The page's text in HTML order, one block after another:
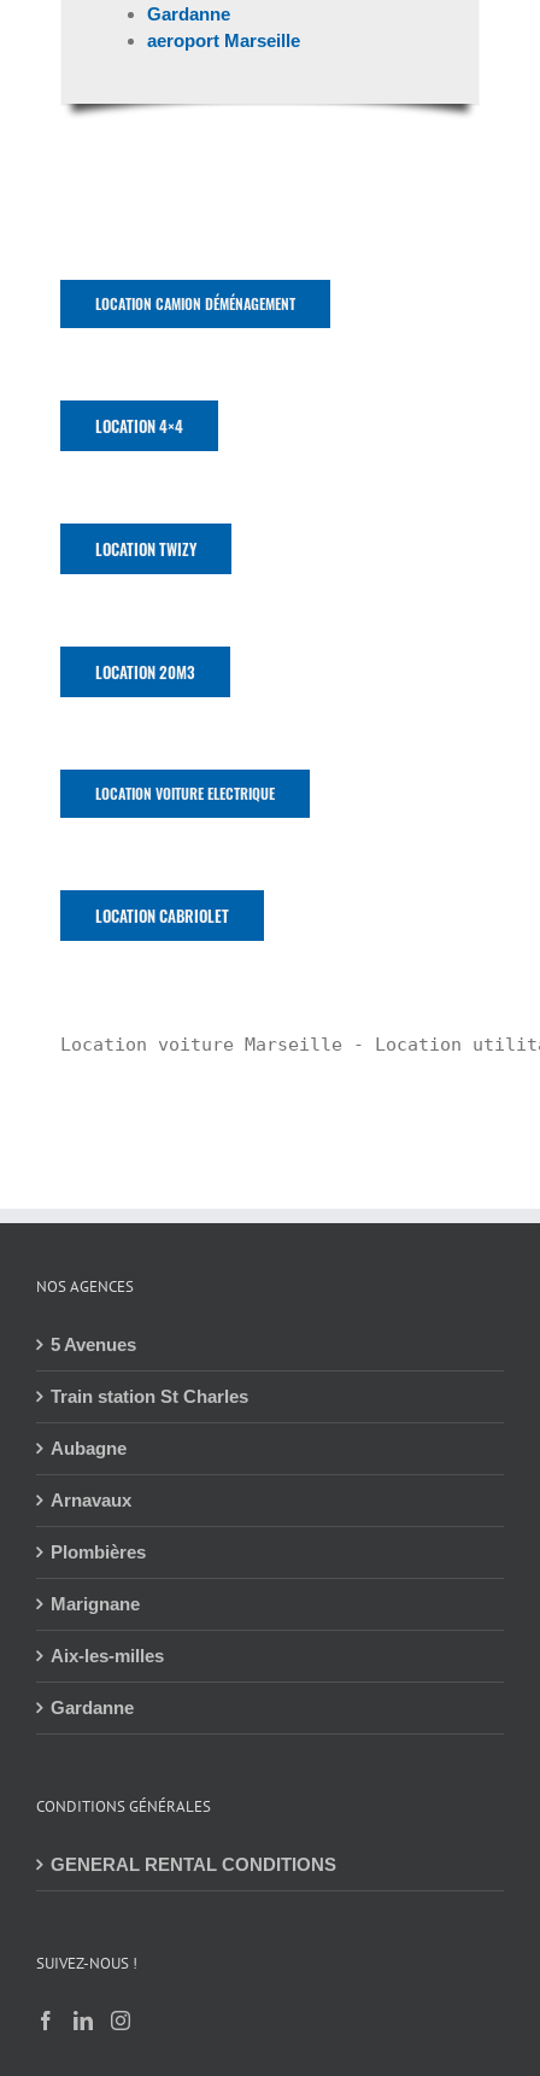
Gardanne
aeroport Marseille
LOCATION CAMION DÉMÉNAGEMENT
LOCATION 4×4
LOCATION TWIZY
LOCATION 20M3
LOCATION VOITURE ELECTRIQUE
LOCATION CABRIOLET
Location voiture Marseille - Location
NOS AGENCES
5 Avenues
Train station St Charles
Aubagne
Arnavaux
Plombières
Marignane
Aix-les-milles
Gardanne
CONDITIONS GÉNÉRALES
GENERAL RENTAL CONDITIONS
SUIVEZ-NOUS !